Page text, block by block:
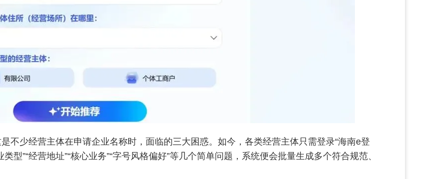
不少经营主体在申请企业名称时，面临的三大困惑。如今，各类经营主体只需登录“海南e登
型”“经营地址”“核心业务”“字号风格偏好”等几个简单问题，系统便会批量生成多个符合规范、